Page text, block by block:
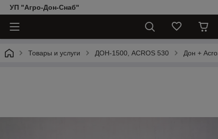
УП "Агро-Дон-Снаб"
Товары и услуги ДОН-1500, АCROS 530 Дон +